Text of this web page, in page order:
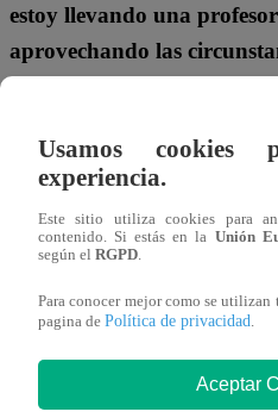
estoy llevando una
aprovechando las
¡No te pierdas todo lo que
¡No te olvides de
oficial!
¡No te pierdas de contenido
Interactúa con los talentos,
última hora.
Usamos
experiencia.
Este sitio utiliza cookies para
contenido. Si estás en la Unión
según el RGPD.
Para conocer mejor como se
pagina de Política de privacidad.
Aceptar